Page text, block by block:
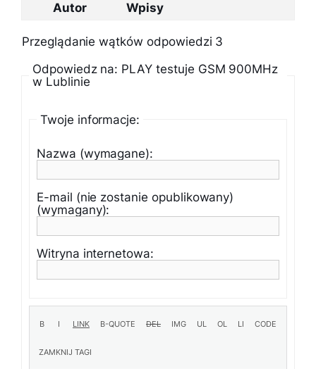
Autor
Wpisy
Przeglądanie wątków odpowiedzi 3
Odpowiedz na: PLAY testuje GSM 900MHz
w Lublinie
Twoje informacje:
Nazwa (wymagane):
E-mail (nie zostanie opublikowany)
(wymagany):
Witryna internetowa: